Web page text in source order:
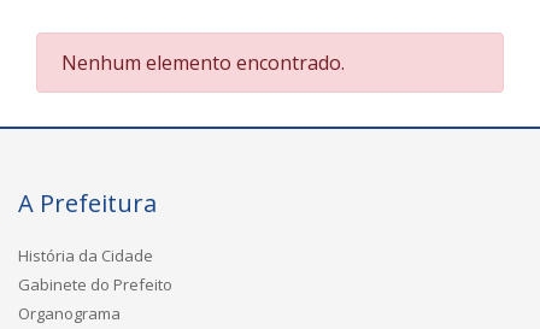
Nenhum elemento encontrado.
A Prefeitura
História da Cidade
Gabinete do Prefeito
Organograma